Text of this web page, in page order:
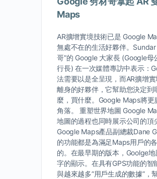
Maps
AR擴增實境技術已是 Google
無處不在的生活好夥伴。
哥”的 Google 大家長 (Google
行長) 在一次媒體專訪中表示：
法需要以是全呈現，而AR擴增
離身的好夥伴，它幫助您決定到
麼，買什麼。Google Maps將更
角落。 重塑世界地圖 Google
地圖的過程也同時展示公司的頂
Google Maps產品副總裁Dane
的功能都是為滿足Maps用戶的
的。在最早期的版本，Goolge
字的顯示。在具有GPS功能的智
與越來越多”用戶生成的數據”，